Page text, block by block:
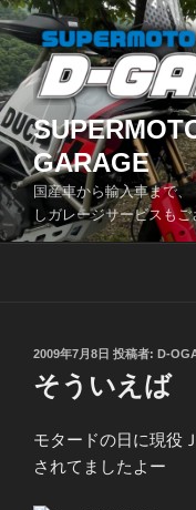
コ
ン
テ
ン
ツ
へ
ス
キ
ッ
GARAGE
国産車から輸入車まで
しガレージサービスもご
投
稿
日:
2009年7月8日 投稿者: D-
そういえば
モタードの日に現役
されてましたよー